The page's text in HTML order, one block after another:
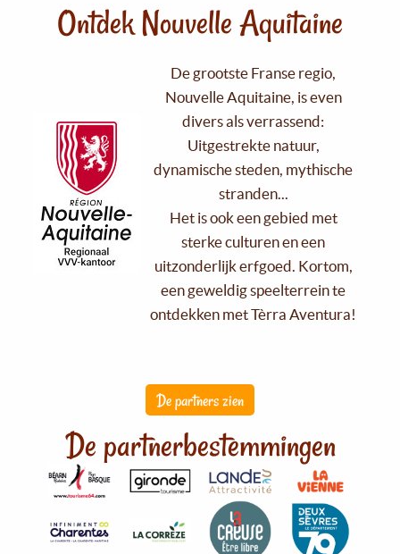
Ontdek Nouvelle Aquitaine
De grootste Franse regio,
Nouvelle Aquitaine, is even
divers als verrassend:
Uitgestrekte natuur,
dynamische steden, mythische
stranden...
Het is ook een gebied met
sterke culturen en een
uitzonderlijk erfgoed. Kortom,
een geweldig speelterrein te
ontdekken met Tèrra Aventura!
De partners zien
De partnerbestemmingen